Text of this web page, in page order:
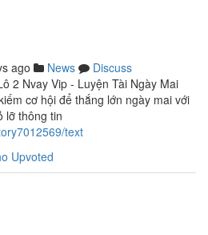
ago News
Discuss
2 Nvay Vip - Luyện Tài Ngày Mai
cơ hội để thắng lớn ngày mai với
lỡ thông tin
text
Upvoted